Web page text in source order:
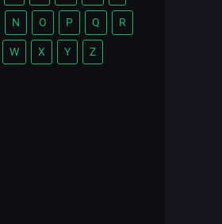
N O P Q R
W X Y Z